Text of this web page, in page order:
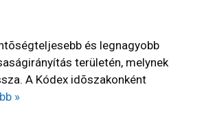
és legnagyobb
területén, melynek
A Kódex idõszakonként
»